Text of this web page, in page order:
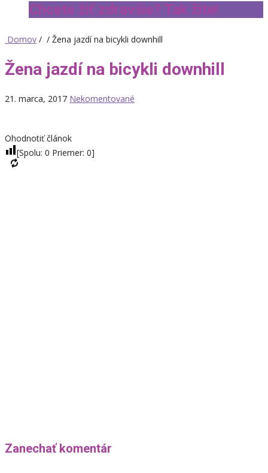
Chcete žiť zdravšie? Tak žite!
Domov / / Žena jazdí na bicykli downhill
Žena jazdí na bicykli downhill
21. marca, 2017 Nekomentované
Ohodnotiť článok
[Spolu: 0 Priemer: 0]
Zanechať komentár